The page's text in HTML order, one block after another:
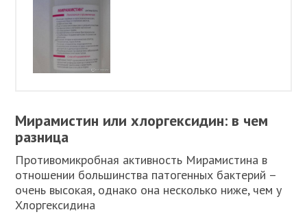
Мирамистин или хлоргексидин: в чем
разница
Противомикробная активность Мирамистина в
отношении большинства патогенных бактерий –
очень высокая, однако она несколько ниже, чем у
Хлоргексидина